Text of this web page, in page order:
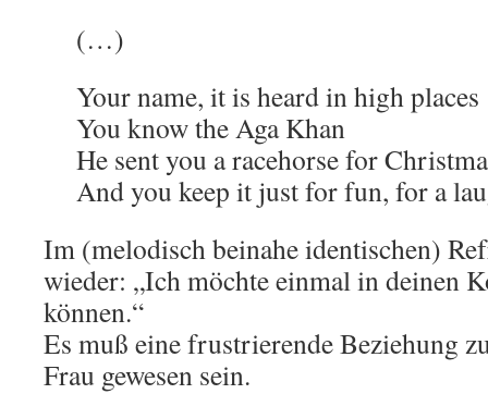
(…)
Your name, it is heard in high places
You know the Aga Khan
He sent you a racehorse for
And you keep it just for fun, for a
Im (melodisch beinahe identischen)
wieder: „Ich möchte einmal in deinen
können.“
Es muß eine frustrierende Beziehung
Frau gewesen sein.